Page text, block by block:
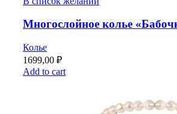
Многослойное колье
Колье
1699,00 ₽
Add to cart